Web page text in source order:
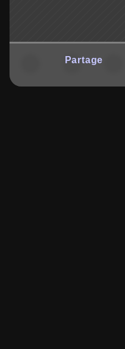
Partage